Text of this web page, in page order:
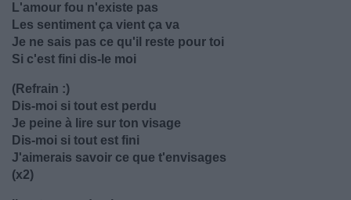
L'amour fou n'existe pas
Les sentiment ça vient ça va
Je ne sais pas ce qu'il reste pour toi
Si c'est fini dis-le moi
(Refrain :)
Dis-moi si tout est perdu
Je peine à lire sur ton visage
Dis-moi si tout est fini
J'aimerais savoir ce que t'envisages
(x2)